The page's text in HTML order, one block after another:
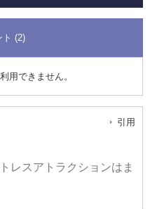
ト (2)
用できません。
引用
レスアトラクションはま